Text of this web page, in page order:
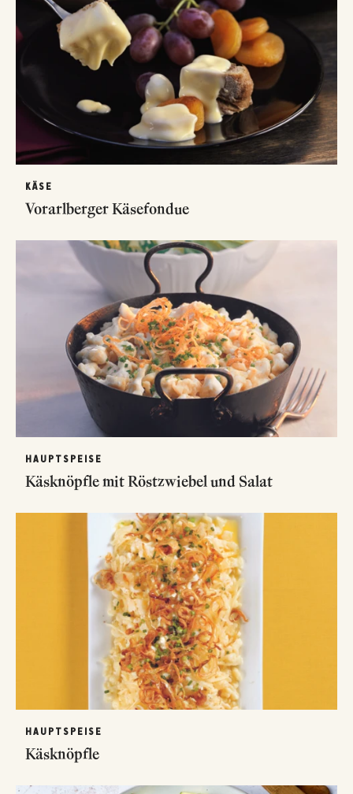
KÄSE
Vorarlberger Käsefondue
HAUPTSPEISE
Käsknöpfle mit Röstzwiebel und Salat
HAUPTSPEISE
Käsknöpfle